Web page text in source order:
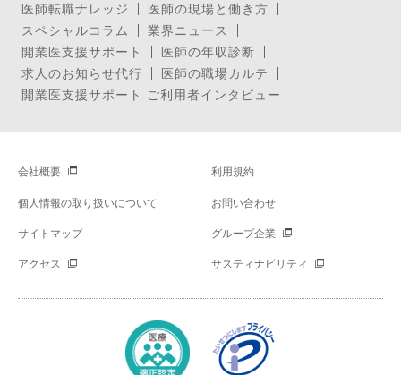
医師転職ナレッジ
医師の現場と働き方
スペシャルコラム
業界ニュース
開業医支援サポート
医師の年収診断
求人のお知らせ代行
医師の職場カルテ
開業医支援サポート ご利用者インタビュー
会社概要 利用規約
個人情報の取り扱いについて お問い合わせ
サイトマップ グループ企業
アクセス サスティナビリティ